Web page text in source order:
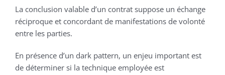
La conclusion valable d’un contrat suppose un échange
réciproque et concordant de manifestations de volonté
entre les parties.
En présence d’un dark pattern, un enjeu important est
de déterminer si la technique employée est